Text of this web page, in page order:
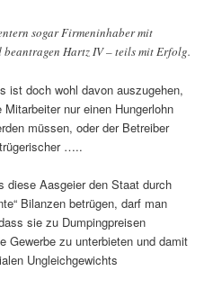
sogar Firmeninhaber mit
Hartz IV – teils mit Erfolg.
ist doch wohl davon auszugehen,
nur einen Hungerlohn
müssen, oder der Betreiber
…..
diese Aasgeier den Staat durch
Bilanzen betrügen, darf man
sie zu Dumpingpreisen
Gewerbe zu unterbieten und damit
Ungleichgewichts